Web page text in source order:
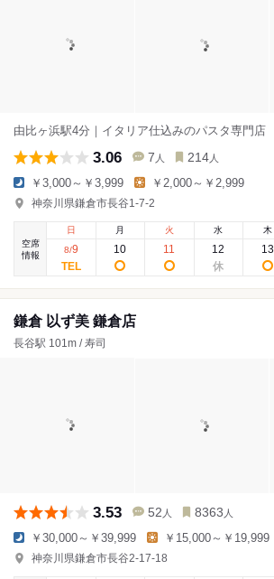
由比ヶ浜駅4分｜イタリア仕込みのパスタ専門店
3.06 7 人 214 人
￥3,000～￥3,999 ￥2,000～￥2,999
神奈川県鎌倉市長谷1-7-2
空席
情報
日
8/9
月
10
火
11
水
12
木
13
鎌倉 以ず美 鎌倉店
長谷駅 101m / 寿司
3.53 52 人 8363 人
￥30,000～￥39,999 ￥15,000～￥19,999
神奈川県鎌倉市長谷2-17-18